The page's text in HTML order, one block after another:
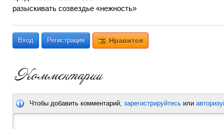
разыскивать созвездье «нежность»
Вход Регистрация Нравится
Чтобы добавить комментарий, зарегистрируйтесь или